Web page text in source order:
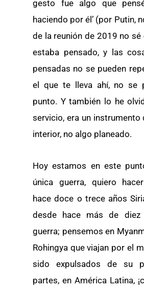
gesto fue algo que
haciendo por él’ (por Putin,
de la reunión de 2019 no
estaba pensado, y las
pensadas no se pueden
el que te lleva ahí, no se
punto. Y también lo he
servicio, era un instrumento
interior, no algo planeado.
Hoy estamos en este
única guerra, quiero
hace doce o trece años
desde hace más de diez
guerra; pensemos en
Rohingya que viajan por el
sido expulsados de su
partes, en América Latina,